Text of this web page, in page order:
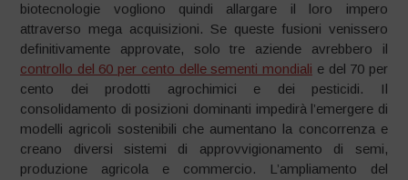
biotecnologie vogliono quindi allargare il loro impero
attraverso mega acquisizioni. Se queste fusioni venissero
definitivamente approvate, solo tre aziende avrebbero il
controllo del 60 per cento delle sementi mondiali e del 70 per
cento dei prodotti agrochimici e dei pesticidi. Il
consolidamento di posizioni dominanti impedirà l’emergere di
modelli agricoli sostenibili che aumentano la concorrenza e
creano diversi sistemi di approvvigionamento di semi,
produzione agricola e commercio. L’ampliamento del